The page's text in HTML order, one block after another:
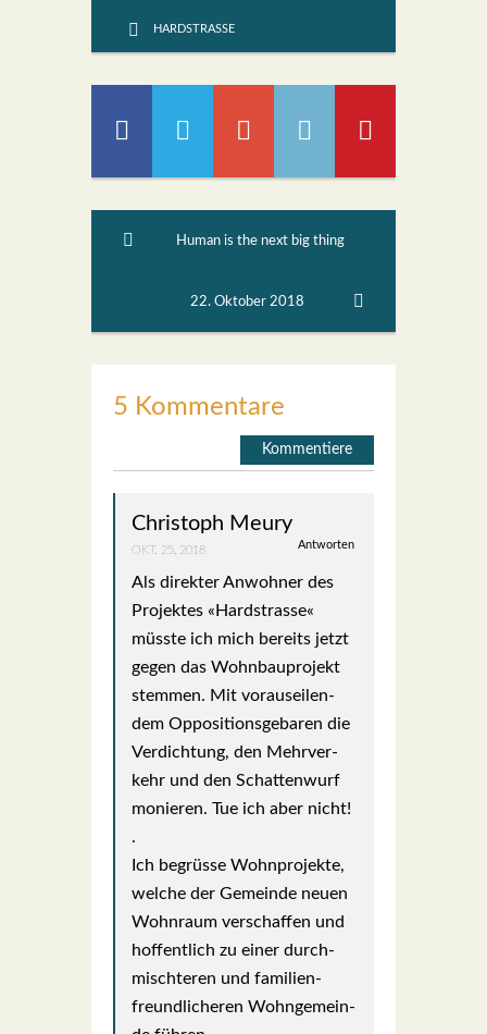
HARDSTRASSE
Human is the next big thing
22. Oktober 2018
5 Kommentare
Kommentiere
Christoph Meury
Antworten
OKT. 25, 2018
Als direk­ter Anwoh­ner des
Pro­jek­tes «Hard­stras­se«
müss­te ich mich bereits jetzt
gegen das Wohn­bau­pro­jekt
stem­men. Mit vor­aus­ei­len­
dem Oppo­si­ti­ons­ge­ba­ren die
Ver­dich­tung, den Mehr­ver­
kehr und den Schat­ten­wurf
monie­ren. Tue ich aber nicht!
.
Ich begrüs­se Wohn­pro­jek­te,
wel­che der Gemein­de neu­en
Wohn­raum ver­schaf­fen und
hof­fent­lich zu einer durch­
misch­te­ren und fami­li­en­
freund­li­che­ren Wohn­ge­mein­